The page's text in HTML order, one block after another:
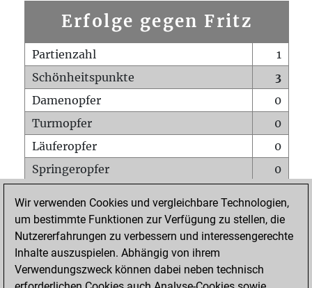
Erfolge gegen Fritz
Partienzahl
1
Schönheitspunkte
3
Damenopfer
0
Turmopfer
0
Läuferopfer
0
Springeropfer
0
Matt auf vollem Brett
0
Bauer setzt Matt
0
Erstickte Matts
Unterverwandlungen
Wir verwenden Cookies und vergleichbare Technologien,
um bestimmte Funktionen zur Verfügung zu stellen, die
Nutzererfahrungen zu verbessern und interessengerechte
Inhalte auszuspielen. Abhängig von ihrem
Verwendungszweck können dabei neben technisch